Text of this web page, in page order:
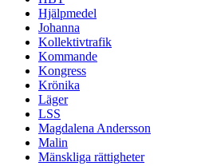
Hjälpmedel
Johanna
Kollektivtrafik
Kommande
Kongress
Krönika
Läger
LSS
Magdalena Andersson
Malin
Mänskliga rättigheter